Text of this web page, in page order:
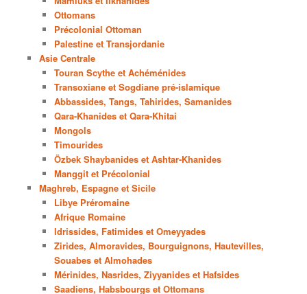
Ottomans
Précolonial Ottoman
Palestine et Transjordanie
Asie Centrale
Touran Scythe et Achéménides
Transoxiane et Sogdiane pré-islamique
Abbassides, Tangs, Tahirides, Samanides
Qara-Khanides et Qara-Khitai
Mongols
Timourides
Özbek Shaybanides et Ashtar-Khanides
Manggit et Précolonial
Maghreb, Espagne et Sicile
Libye Préromaine
Afrique Romaine
Idrissides, Fatimides et Omeyyades
Zirides, Almoravides, Bourguignons, Hautevilles,
Souabes et Almohades
Mérinides, Nasrides, Ziyyanides et Hafsides
Saadiens, Habsbourgs et Ottomans